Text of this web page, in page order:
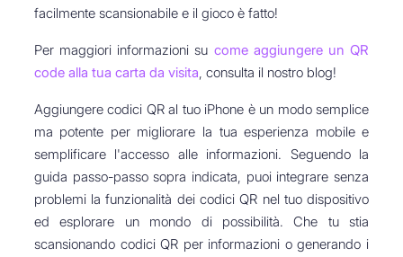
facilmente scansionabile e il gioco è fatto!
Per maggiori informazioni su come aggiungere un QR
code alla tua carta da visita, consulta il nostro blog!
Aggiungere codici QR al tuo iPhone è un modo semplice
ma potente per migliorare la tua esperienza mobile e
semplificare l'accesso alle informazioni. Seguendo la
guida passo-passo sopra indicata, puoi integrare senza
problemi la funzionalità dei codici QR nel tuo dispositivo
ed esplorare un mondo di possibilità. Che tu stia
scansionando codici QR per informazioni o generando i